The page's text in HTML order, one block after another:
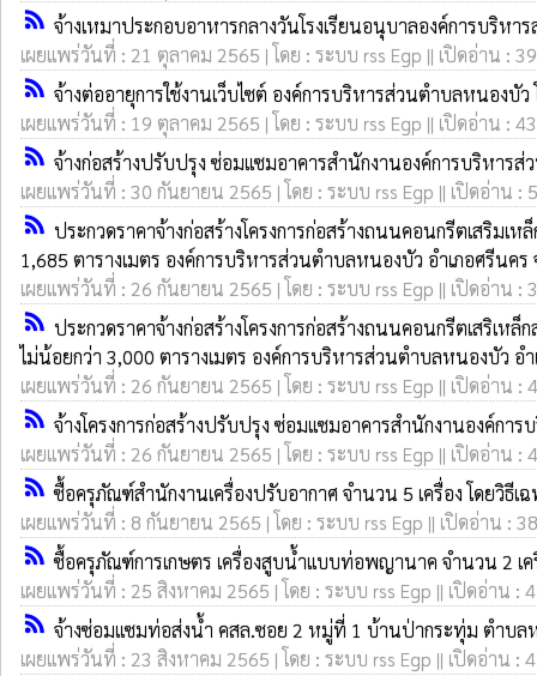
rss_feed จ้างเหมาประกอบอาหารกลางวันโรงเรียนอนุบาลองค์การบริห
เผยแพร่วันที่ : 21 ตุลาคม 2565 | โดย : ระบบ rss Egp || เปิดอ่าน :
rss_feed จ้างต่ออายุการใช้งานเว็บไซต์ องค์การบริหารส่วนตำบลหนองบัว
เผยแพร่วันที่ : 19 ตุลาคม 2565 | โดย : ระบบ rss Egp || เปิดอ่าน :
rss_feed จ้างก่อสร้างปรับปรุง ซ่อมแซมอาคารสำนักงานองค์การบริหารส่
เผยแพร่วันที่ : 30 กันยายน 2565 | โดย : ระบบ rss Egp || เปิดอ่าน :
rss_feed ประกวดราคาจ้างก่อสร้างโครงการก่อสร้างถนนคอนกรีตเสริ
1,685 ตารางเมตร องค์การบริหารส่วนตำบลหนองบัว อำเภอศรีนค
เผยแพร่วันที่ : 26 กันยายน 2565 | โดย : ระบบ rss Egp || เปิดอ่าน :
rss_feed ประกวดราคาจ้างก่อสร้างโครงการก่อสร้างถนนคอนกรีตเสริเ
ไม่น้อยกว่า 3,000 ตารางเมตร องค์การบริหารส่วนตำบลหนองบัว อ
เผยแพร่วันที่ : 26 กันยายน 2565 | โดย : ระบบ rss Egp || เปิดอ่าน :
rss_feed จ้างโครงการก่อสร้างปรับปรุง ซ่อมแซมอาคารสำนักงานองค์กา
เผยแพร่วันที่ : 26 กันยายน 2565 | โดย : ระบบ rss Egp || เปิดอ่าน :
rss_feed ซื้อครุภัณฑ์สำนักงานเครื่องปรับอากาศ จำนวน 5 เครื่อง โดยวิธีเฉ
เผยแพร่วันที่ : 8 กันยายน 2565 | โดย : ระบบ rss Egp || เปิดอ่าน :
rss_feed ซื้อครุภัณฑ์การเกษตร เครื่องสูบน้ำแบบท่อพญานาค จำนวน 2 เครื่
เผยแพร่วันที่ : 25 สิงหาคม 2565 | โดย : ระบบ rss Egp || เปิดอ่าน :
rss_feed จ้างซ่อมแซมท่อส่งน้ำ คสล.ซอย 2 หมู่ที่ 1 บ้านป่ากระทุ่ม ตำบลห
เผยแพร่วันที่ : 23 สิงหาคม 2565 | โดย : ระบบ rss Egp || เปิดอ่าน :